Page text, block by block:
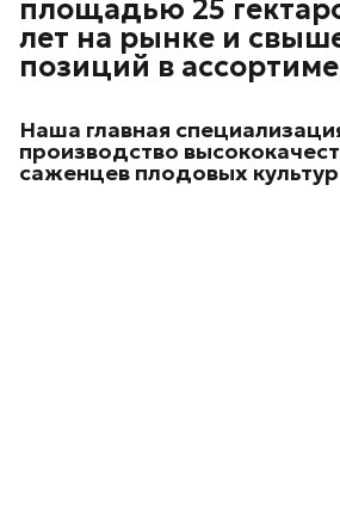
площадью 25
лет на рынке и
позиций в
Наша главная
производство
саженцев плодовых